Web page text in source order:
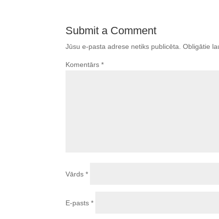
Submit a Comment
Jūsu e-pasta adrese netiks publicēta. Obligātie
Komentārs*
Vārds*
E-pasts*